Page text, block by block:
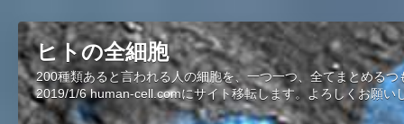
ヒトの全細胞
200種類あると言われる人の細胞を、一つ一つ、全てまとめるつ
2019/1/6 human-cell.comにサイト移転します。よろしくお願い